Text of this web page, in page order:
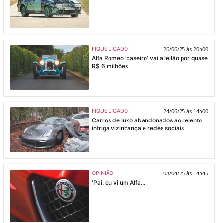
FIQUE LIGADO
26/06/25 às 20h00
Alfa Romeo 'caseiro' vai a leilão por quase
R$ 6 milhões
FIQUE LIGADO
24/06/25 às 14h00
Carros de luxo abandonados ao relento
intriga vizinhança e redes sociais
OPINIÃO
08/04/25 às 14h45
'Pai, eu vi um Alfa...'